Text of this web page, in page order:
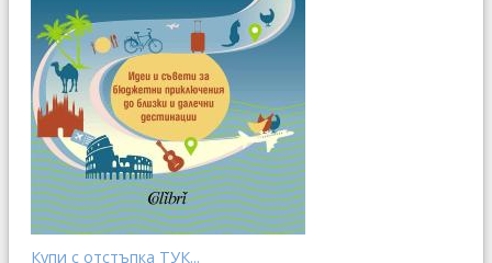
Купи с отстъпка ТУК...